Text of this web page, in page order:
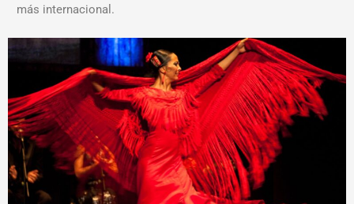
más internacional.